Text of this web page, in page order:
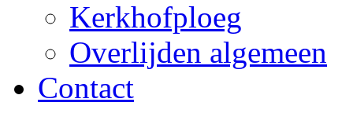
Kerkhofploeg
Overlijden algemeen
Contact